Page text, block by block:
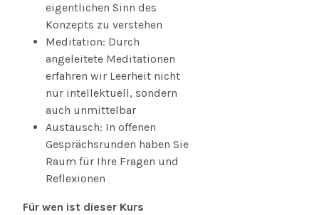
eigentlichen Sinn des
Konzepts zu verstehen
Meditation: Durch
angeleitete Meditationen
erfahren wir Leerheit nicht
nur intellektuell, sondern
auch unmittelbar
Austausch: In offenen
Gesprächsrunden haben Sie
Raum für Ihre Fragen und
Reflexionen
Für wen ist dieser Kurs